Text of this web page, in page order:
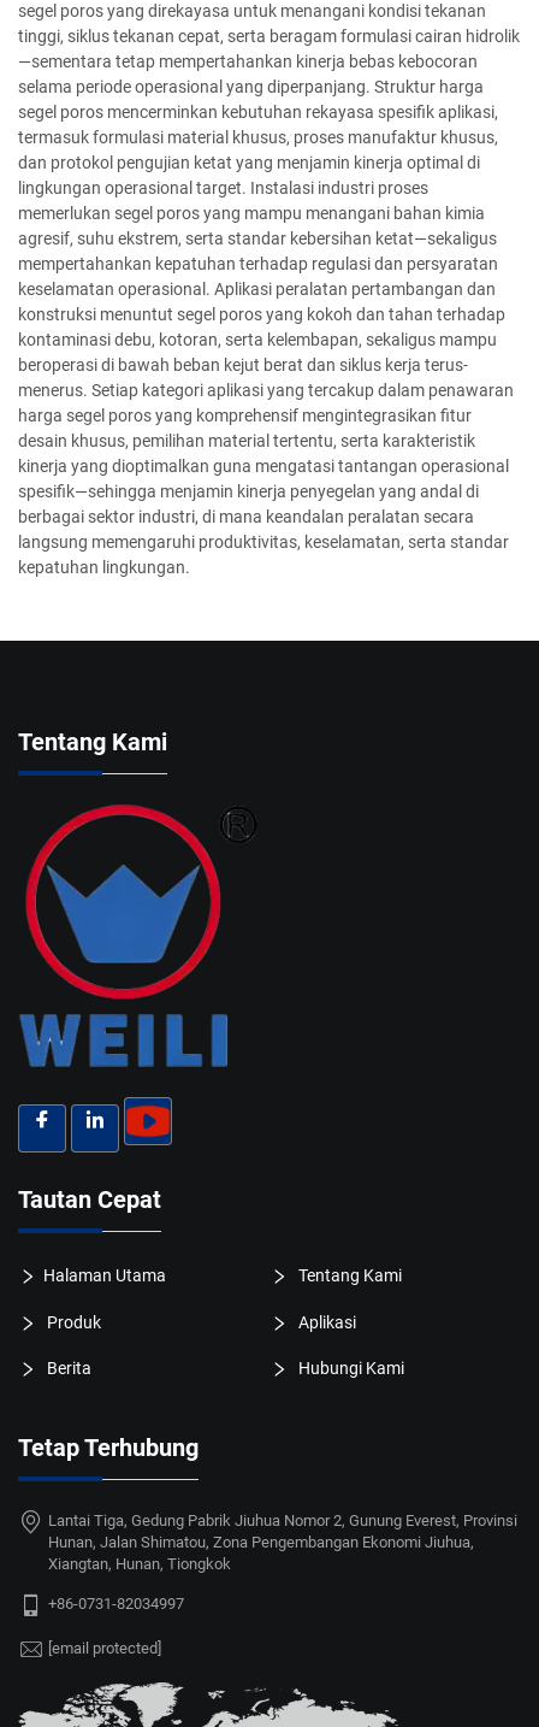
segel poros yang direkayasa untuk menangani kondisi tekanan
tinggi, siklus tekanan cepat, serta beragam formulasi cairan hidrolik
—sementara tetap mempertahankan kinerja bebas kebocoran
selama periode operasional yang diperpanjang. Struktur harga
segel poros mencerminkan kebutuhan rekayasa spesifik aplikasi,
termasuk formulasi material khusus, proses manufaktur khusus,
dan protokol pengujian ketat yang menjamin kinerja optimal di
lingkungan operasional target. Instalasi industri proses
memerlukan segel poros yang mampu menangani bahan kimia
agresif, suhu ekstrem, serta standar kebersihan ketat—sekaligus
mempertahankan kepatuhan terhadap regulasi dan persyaratan
keselamatan operasional. Aplikasi peralatan pertambangan dan
konstruksi menuntut segel poros yang kokoh dan tahan terhadap
kontaminasi debu, kotoran, serta kelembapan, sekaligus mampu
beroperasi di bawah beban kejut berat dan siklus kerja terus-
menerus. Setiap kategori aplikasi yang tercakup dalam penawaran
harga segel poros yang komprehensif mengintegrasikan fitur
desain khusus, pemilihan material tertentu, serta karakteristik
kinerja yang dioptimalkan guna mengatasi tantangan operasional
spesifik—sehingga menjamin kinerja penyegelan yang andal di
berbagai sektor industri, di mana keandalan peralatan secara
langsung memengaruhi produktivitas, keselamatan, serta standar
kepatuhan lingkungan.
Tentang Kami
Tautan Cepat
Halaman Utama Tentang Kami
Produk Aplikasi
Berita Hubungi Kami
Tetap Terhubung
Lantai Tiga, Gedung Pabrik Jiuhua Nomor 2, Gunung Everest, Provinsi
Hunan, Jalan Shimatou, Zona Pengembangan Ekonomi Jiuhua,
Xiangtan, Hunan, Tiongkok
+86-0731-82034997
[email protected]